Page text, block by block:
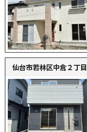
仙台市若林区中倉２丁目